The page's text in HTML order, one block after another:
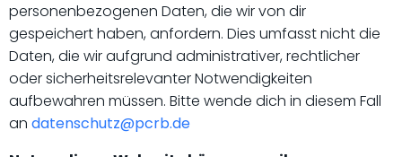
personenbezogenen Daten, die wir von dir
gespeichert haben, anfordern. Dies umfasst nicht die
Daten, die wir aufgrund administrativer, rechtlicher
oder sicherheitsrelevanter Notwendigkeiten
aufbewahren müssen. Bitte wende dich in diesem Fall
an datenschutz@pcrb.de